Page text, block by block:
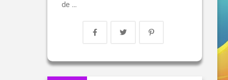
de …